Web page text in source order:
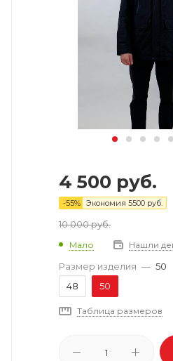
4 500 руб.
-55% Экономия 5500 руб.
10 000руб.
Мало Нашли
Размер изделия — 50
48
50
Таблица размеров